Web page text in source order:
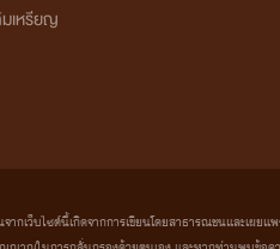
มเหรียญ
ากเว็บไซต์นี้เกิดจากการเขียนโดยสาธารณชนและเผ